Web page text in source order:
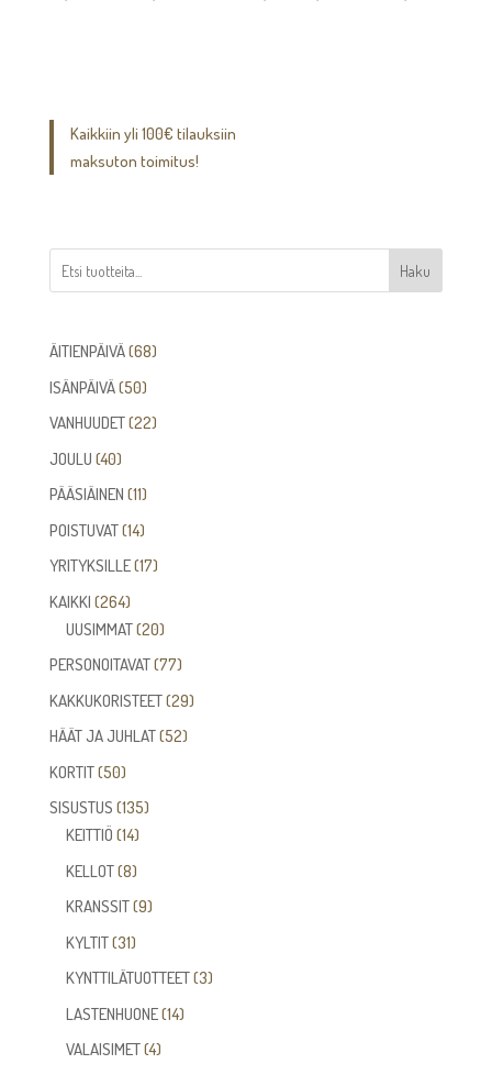
Kaikkiin yli 100€ tilauksiin
maksuton toimitus!
Haku
ÄITIENPÄIVÄ 6868
ISÄNPÄIVÄ 5050
tuotetta
VANHUUDET 2222
JOULU 4040
tuotetta
PÄÄSIÄINEN 1111
tuotetta
POISTUVAT 1414
tuotetta
YRITYKSILLE 1717
KAIKKI 264264
tuotetta
UUSIMMAT 2020
tuotetta
PERSONOITAVAT 7777
tuotetta
KAKKUKORISTEET 2929
HÄÄT JA JUHLAT 5252
KORTIT 5050
tuotetta
SISUSTUS 135135
KEITTIÖ 1414
tuotetta
KELLOT 88
tuotetta
KRANSSIT 99
KYLTIT 3131
tuotetta
KYNTTILÄTUOTTEET 33
LASTENHUONE 1414
VALAISIMET 44